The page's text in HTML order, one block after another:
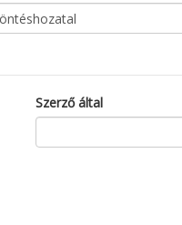
Szerző által